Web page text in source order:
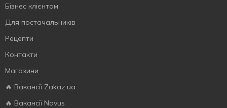
Бізнес клієнтам
Для постачальників
Рецепти
Контакти
Магазини
🔥 Вакансії Zakaz.ua
🔥 Вакансії Novus